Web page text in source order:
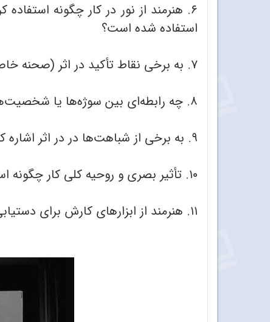
۶. هنرمند از نور در کار چگونه
استفاده شده است؟
۷. به برخی نقاط تأکید در اثر (صحنه خاص، شکل یا حرکت) اشاره کنید.
۸. چه رابطه‌ای بین سوژه‌ها یا شخصیت‌ها وجود دارد؟
۹. به برخی از شباهت‌ها در در اثر اشاره کنید؟ (مثل تکرار خطوط و ...)
۱۰. تأثیر بصری و روحیه کلی کار چگونه است؟
۱۱. هنرمند از ابزارهای کارش برای دستیابی به یک شیوه نگاه خاص و یا نقطه تأکید چگونه استفاده کرده است؟